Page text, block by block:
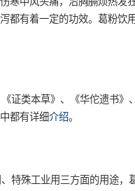
都有着一定的功效。葛粉饮
证类本草》、《华佗遗书》
都有详细介绍。
特殊工业用三方面的用途，